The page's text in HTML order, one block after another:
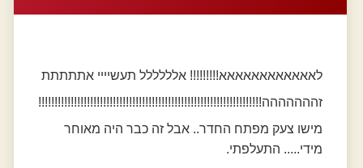
לאאאאאאאאאאאא!!!!!!!!! אלללללל תעשיייי אתתתתת
זההההההה!!!!!!!!!!!!!!!!!!!!!!!!!!!!!!!!!!!!!!!!!!!!!!!!!!!!!!!!!!!!!!!!!!!!!
מישו צעק מפתח החדר.. אבל זה כבר היה מאוחר
מידי..... התעלפתי.